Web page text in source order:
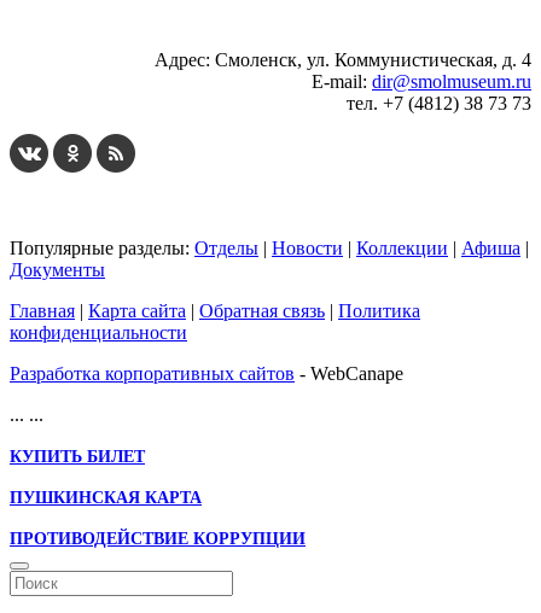
Адрес: Смоленск, ул. Коммунистическая, д. 4
E-mail: dir@smolmuseum.ru
тел. +7 (4812) 38 73 73
Популярные разделы: Отделы | Новости | Коллекции | Афиша |
Документы
Главная | Карта сайта | Обратная связь | Политика
конфиденциальности
Разработка корпоративных сайтов - WebCanape
... ...
КУПИТЬ БИЛЕТ
ПУШКИНСКАЯ КАРТА
ПРОТИВОДЕЙСТВИЕ КОРРУПЦИИ